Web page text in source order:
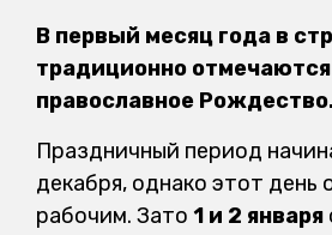
В первый месяц года в
традиционно
православное
Праздничный период
декабря, однако этот день
рабочим. Зато 1 и 2 января